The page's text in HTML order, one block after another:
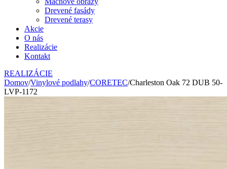
Drevené fasády
Drevené terasy
Akcie
O nás
Realizácie
Kontakt
REALIZÁCIE
Domov/Vinylové podlahy/CORETEC/Charleston Oak 72 DUB 50-
LVP-1172